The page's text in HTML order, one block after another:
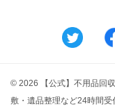
© 2026 【公式】不用品回
敷・遺品整理など24時間受